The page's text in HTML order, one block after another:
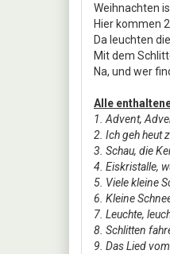
Weihnachten
Hier kommen
Da leuchten
Mit dem
Na, und wer
Alle
1. Advent,
2. Ich geh heut
3. Schau, die
4. Eiskristalle,
5. Viele kleine
6. Kleine
7. Leuchte,
8. Schlitten
9. Das Lied